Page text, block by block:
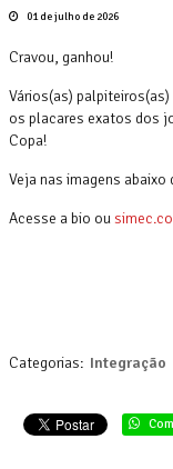
01 de julho de 2026
Cravou, ganhou!
Vários(as)
os placares exatos dos
Copa!
Veja nas imagens abaixo
Acesse a bio ou
Categorias: Integração